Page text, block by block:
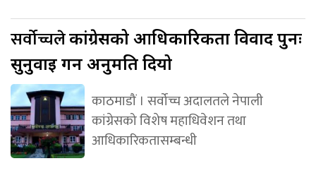
सर्वोच्चलेकांग्रेसको आधिकारिकता विवाद पुनः
सुनुवाइ गर्न अनुमति दियो
काठमाडौं । सर्वोच्च अदालतले नेपाली
कांग्रेसको विशेष महाधिवेशन तथा
आधिकारिकतासम्बन्धी